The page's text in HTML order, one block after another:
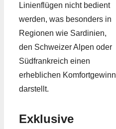
Linienflügen nicht bedient
werden, was besonders in
Regionen wie Sardinien,
den Schweizer Alpen oder
Südfrankreich einen
erheblichen Komfortgewinn
darstellt.
Exklusive